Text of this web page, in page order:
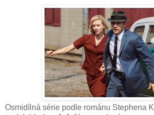
Osmidílná série podle románu Stephena